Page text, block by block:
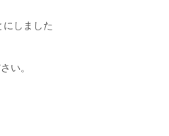
しました
い。